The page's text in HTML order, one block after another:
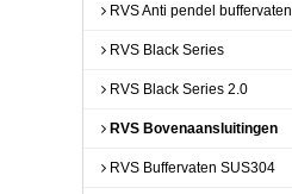
RVS Anti pendel buffervaten
RVS Black Series
RVS Black Series 2.0
RVS Bovenaansluitingen
RVS Buffervaten SUS304